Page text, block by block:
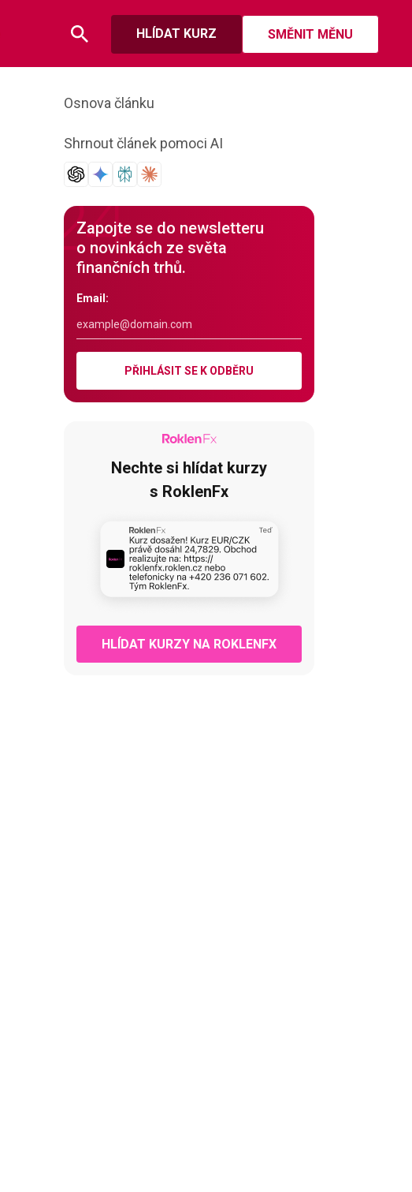
HLÍDAT KURZ SMĚNIT MĚNU
Osnova článku
Shrnout článek pomoci AI
Zapojte se do newsletteru
o novinkách ze světa
finančních trhů.
Email:
PŘIHLÁSIT SE K ODBĚRU
Nechte si hlídat kurzy
s RoklenFx
HLÍDAT KURZY NA ROKLENFX